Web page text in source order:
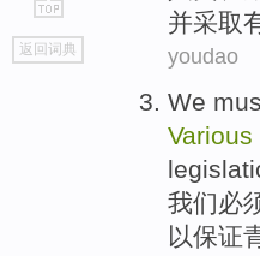
go
top
返回词典
并采取
youdao
We
Various
我们必
以保证